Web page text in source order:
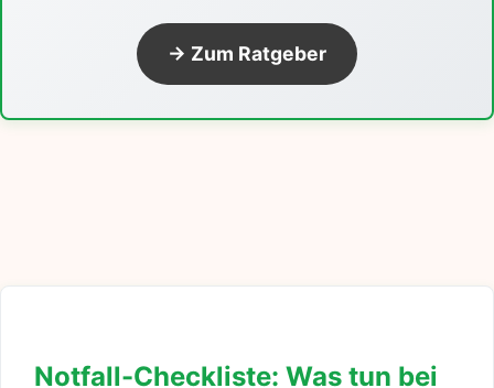
→ Zum Ratgeber
Notfall-Checkliste: Was tun bei